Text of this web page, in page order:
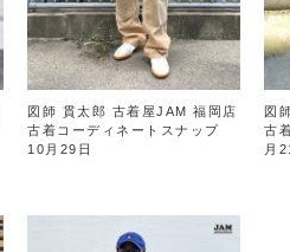
図師 貫太郎 古着屋JAM 福岡店
古着コーディネートスナップ
10月29日
図
古
月